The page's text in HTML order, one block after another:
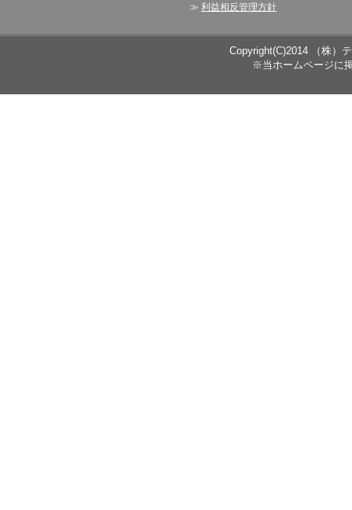
≫ 利益相反管理方針
Copyright(C)2014 （株）
※当ホームページに